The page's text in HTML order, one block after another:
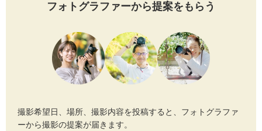
フォトグラファーから提案をもらう
撮影希望日、場所、撮影内容を投稿すると、フォトグラファ
ーから撮影の提案が届きます。